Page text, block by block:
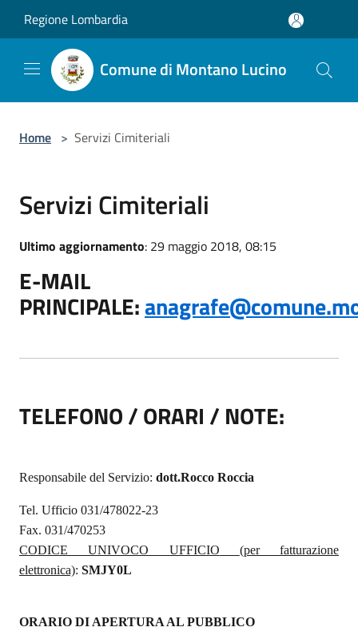
Regione Lombardia
Comune di Montano Lucino
Home > Servizi Cimiteriali
Servizi Cimiteriali
Ultimo aggiornamento: 29 maggio 2018, 08:15
E-MAIL
PRINCIPALE:
TELEFONO / ORARI / NOTE:
Responsabile del Servizio: dott.Rocco Roccia
Tel. Ufficio 031/478022-23
Fax. 031/470253
CODICE UNIVOCO UFFICIO
(per fatturazione
elettronica): SMJY0L
ORARIO DI APERTURA AL PUBBLICO